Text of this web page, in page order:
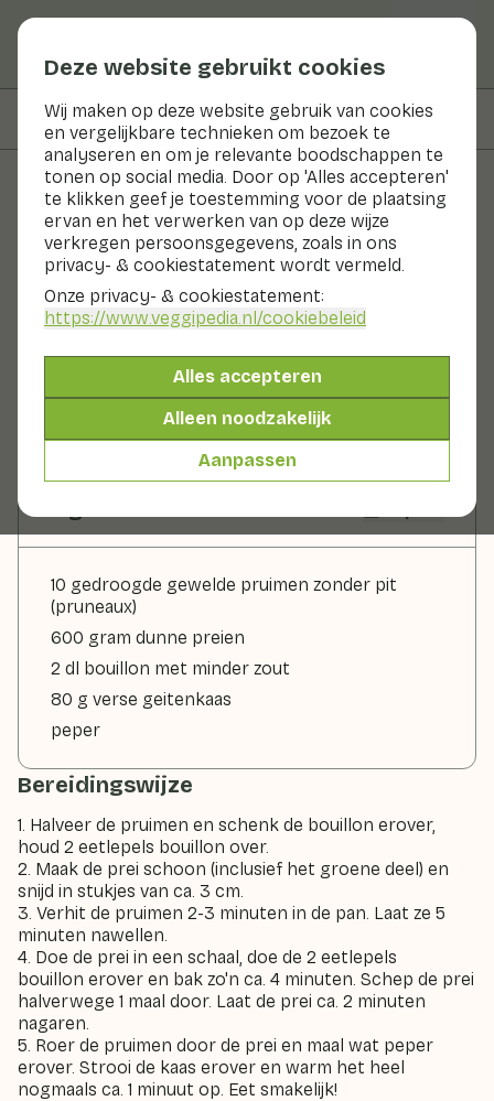
Deze website gebruikt cookies
Wij maken op deze website gebruik van cookies
en vergelijkbare technieken om bezoek te
analyseren en om je relevante boodschappen te
tonen op social media. Door op 'Alles accepteren'
te klikken geef je toestemming voor de plaatsing
ervan en het verwerken van op deze wijze
verkregen persoonsgegevens, zoals in ons
privacy- & cookiestatement wordt vermeld.
Onze privacy- & cookiestatement:
https://www.veggipedia.nl/cookiebeleid
Alles accepteren
Alleen noodzakelijk
Aanpassen
Op deze pagina Bereidingswijze
Recepten
Prei met pruimen en
geitenkaas
300gr groenten p.p.
10 gedroogde gewelde pruimen zonder pit
(pruneaux)
600 gram dunne preien
2 dl bouillon met minder zout
80 g verse geitenkaas
peper
Bereidingswijze
1. Halveer de pruimen en schenk de bouillon erover,
houd 2 eetlepels bouillon over.
2. Maak de prei schoon (inclusief het groene deel) en
snijd in stukjes van ca. 3 cm.
3. Verhit de pruimen 2-3 minuten in de pan. Laat ze 5
minuten nawellen.
4. Doe de prei in een schaal, doe de 2 eetlepels
bouillon erover en bak zo'n ca. 4 minuten. Schep de prei
halverwege 1 maal door. Laat de prei ca. 2 minuten
nagaren.
5. Roer de pruimen door de prei en maal wat peper
erover. Strooi de kaas erover en warm het heel
nogmaals ca. 1 minuut op. Eet smakelijk!